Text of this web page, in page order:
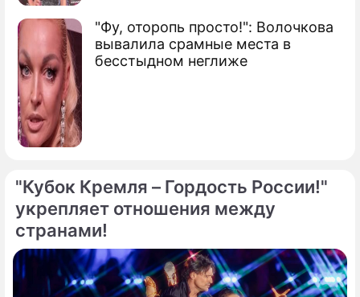
"Фу, оторопь просто!": Волочкова
вывалила срамные места в
бесстыдном неглиже
"Кубок Кремля – Гордость России!"
укрепляет отношения между
странами!